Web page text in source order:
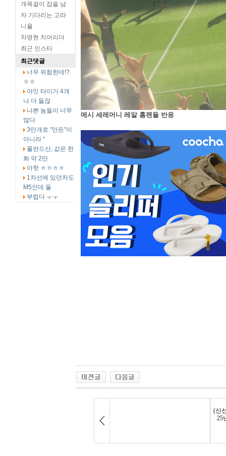
개목걸이 잡을 남
자 기다리는 고라
니율
차영현 치어리더
최근 인스타
최근댓글
너무 위험한데!?
ㅎㅎ
야잇 타이가 4개
나 더 들잖
나쁜 놈들이 너무
많다
3만개로 "만든"이
아니라 "
폴란드산, 값은 한
화 약 2만
아핫 ㅎㅎㅎㅎ
1차선에 있던차도
M5인데 둘
부럽다 ㅜㅜ
메시 세레머니 레알 홈팬들 반응